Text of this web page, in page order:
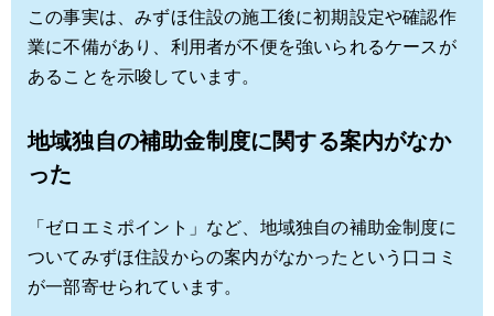
この事実は、みずほ住設の施工後に初期設定や確認作
業に不備があり、利用者が不便を強いられるケースが
あることを示唆しています。
地域独自の補助金制度に関する案内がなか
った
「ゼロエミポイント」など、地域独自の補助金制度に
ついてみずほ住設からの案内がなかったという口コミ
が一部寄せられています。